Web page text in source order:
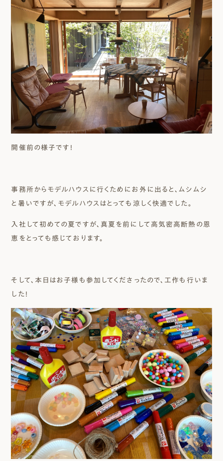
開催前の様子です！
事務所からモデルハウスに行くためにお外に出ると、ムシムシ
と暑いですが、モデルハウスはとっても涼しく快適でした。
入社して初めての夏ですが、真夏を前にして高気密高断熱の恩
恵をとっても感じております。
そして、本日はお子様も参加してくださったので、工作も行いま
した！